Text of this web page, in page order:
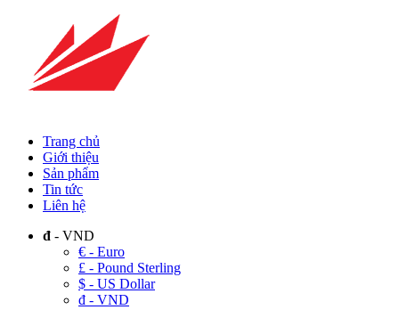
Trang chủ
Giới thiệu
Sản phẩm
Tin tức
Liên hệ
đ - VND
€ - Euro
£ - Pound Sterling
$ - US Dollar
đ - VND